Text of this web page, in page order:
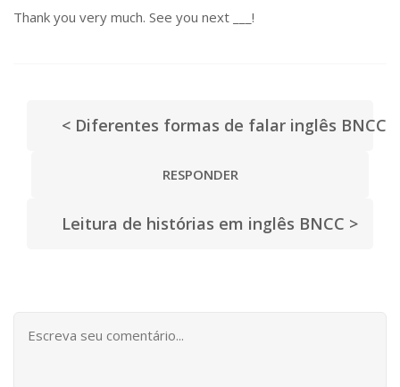
Thank you very much. See you next ___!
< Diferentes formas de falar inglês BNCC
RESPONDER
Leitura de histórias em inglês BNCC >